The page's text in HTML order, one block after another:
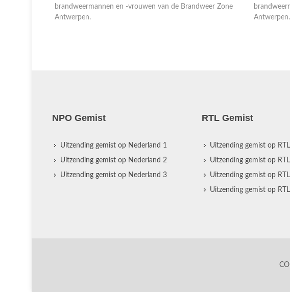
brandweermannen en -vrouwen van de Brandweer Zone
Antwerpen.
Antwerpen.
NPO Gemist
Uitzending gemist op Nederland 1
Uitzending gemist op Nederland 2
Uitzending gemist op Nederland 3
RTL Gemist
Uitzending gemist op
Uitzending gemist op
Uitzending gemist op
Uitzending gemist op